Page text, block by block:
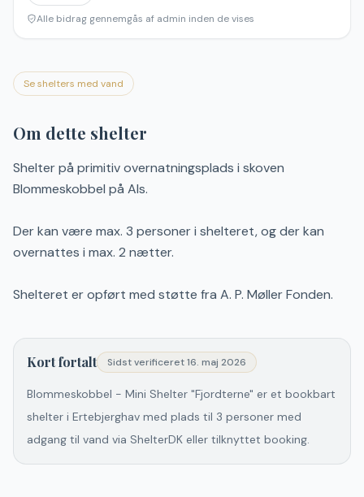
Alle bidrag gennemgås af admin inden de vises
Se shelters med vand
Om dette shelter
Shelter på primitiv overnatningsplads i skoven
Blommeskobbel på Als.
Der kan være max. 3 personer i shelteret, og der kan
overnattes i max. 2 nætter.
Shelteret er opført med støtte fra A. P. Møller Fonden.
Kort fortalt Sidst verificeret16. maj 2026
Blommeskobbel - Mini Shelter "Fjordterne" er et bookbart
shelter i Ertebjerghav med plads til 3 personer med
adgang til vand via ShelterDK eller tilknyttet booking.